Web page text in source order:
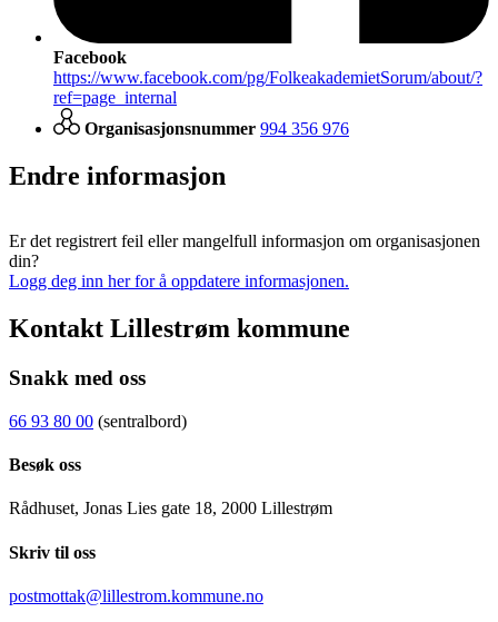
Facebook
https://www.facebook.com/pg/FolkeakademietSorum/about/?
ref=page_internal
Organisasjonsnummer 994 356 976
Endre informasjon
Er det registrert feil eller mangelfull informasjon om organisasjonen
din?
Logg deg inn her for å oppdatere informasjonen.
Kontakt Lillestrøm kommune
Snakk med oss
66 93 80 00 (sentralbord)
Besøk oss
Rådhuset, Jonas Lies gate 18, 2000 Lillestrøm
Skriv til oss
postmottak@lillestrom.kommune.no